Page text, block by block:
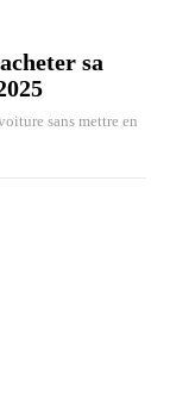
sa
sans mettre en